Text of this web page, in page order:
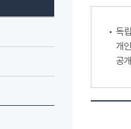
독
개
공